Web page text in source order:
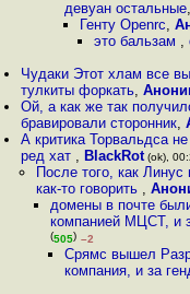
девуан остальные
Генту Openrc,
это бальзам ,
Чудаки Этот хлам все
тулкиты форкать,
Ой, а как же так
бравировали сторонник,
А критика Торвальдса
ред хат , BlackRot (ok),
После того, как
как-то говорить ,
домены в почте
компанией МЦСТ, и
(505) –2
Срямс вышел
компания, и за